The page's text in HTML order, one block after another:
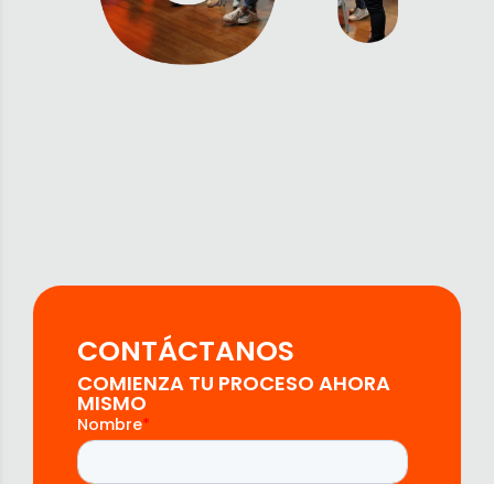
CONTÁCTANOS
COMIENZA TU PROCESO AHORA
MISMO